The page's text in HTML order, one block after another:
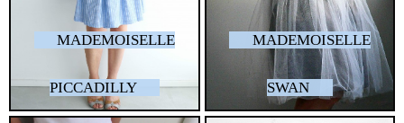
MADEMOISELLE
PICCADILLY
MADEMOISELLE
SWAN